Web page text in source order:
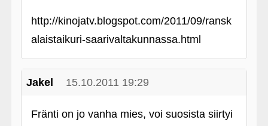
http://kinojatv.blogspot.com/2011/09/ransk
alaistaikuri-saarivaltakunnassa.html
Jakel 15.10.2011 19:29
Fränti on jo vanha mies, voi suosista siirtyi